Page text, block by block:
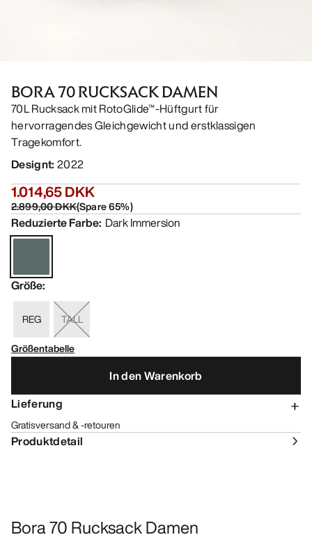
BORA 70 RUCKSACK DAMEN
70L Rucksack mit RotoGlide™-Hüftgurt für
hervorragendes Gleichgewicht und erstklassigen
Tragekomfort.
Designt: 2022
1.014,65 DKK
2.899,00 DKK(Spare65%)
Reduzierte Farbe: Dark Immersion
Größe:
REG
TALL
Größentabelle
In den Warenkorb
Lieferung
Gratisversand & -retouren
Produktdetail
Bora 70 Rucksack Damen